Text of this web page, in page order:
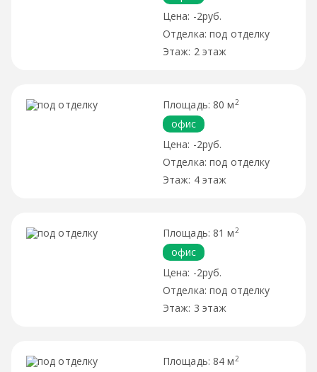
-2руб.
под отделку
2 этаж
80 м 2
офис
-2руб.
под отделку
4 этаж
81 м 2
офис
-2руб.
под отделку
3 этаж
84 м 2